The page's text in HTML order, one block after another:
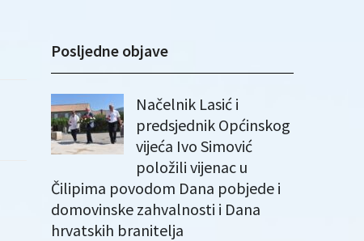
Posljedne objave
Načelnik Lasić i
predsjednik Općinskog
vijeća Ivo Simović
položili vijenac u
Čilipima povodom Dana pobjede i
domovinske zahvalnosti i Dana
hrvatskih branitelja